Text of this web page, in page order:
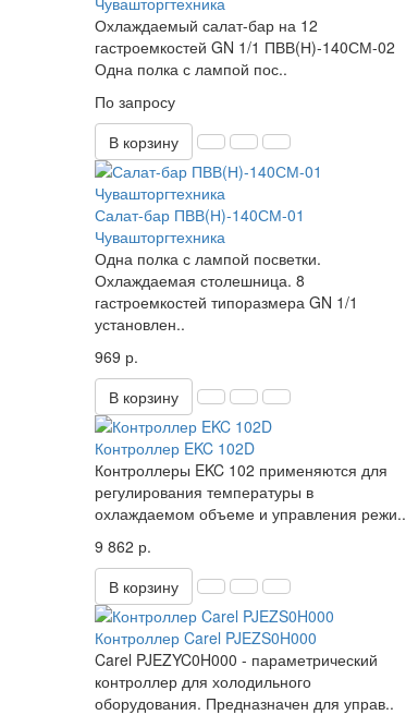
Охлаждаемый салат-бар на 12
гастроемкостей GN 1/1 ПВВ(Н)-140СМ-02
Одна полка с лампой пос..
По запросу
В корзину
Салат-бар ПВВ(Н)-140СМ-01
Чувашторгтехника
Одна полка с лампой посветки.
Охлаждаемая столешница. 8
гастроемкостей типоразмера GN 1/1
установлен..
969 р.
В корзину
Контроллер EKC 102D
Контроллеры EKC 102 применяются для
регулирования температуры в
охлаждаемом объеме и управления режи..
9 862 р.
В корзину
Контроллер Carel PJEZS0H000
Carel PJEZYC0H000 - параметрический
контроллер для холодильного
оборудования. Предназначен для управ..